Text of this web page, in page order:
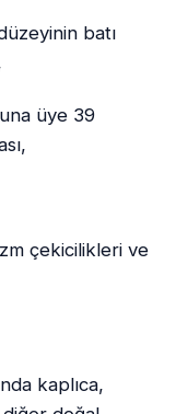
batı
üye 39
çekicilikleri ve
kaplıca,